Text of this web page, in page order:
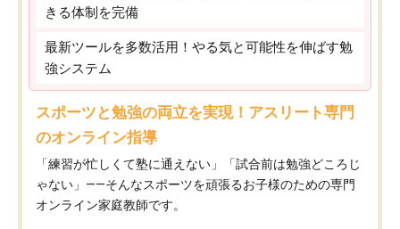
きる体制を完備
最新ツールを多数活用！やる気と可能性を伸ばす勉
強システム
スポーツと勉強の両立を実現！アスリート専門
のオンライン指導
「練習が忙しくて塾に通えない」「試合前は勉強どころじ
ゃない」——そんなスポーツを頑張るお子様のための専門
オンライン家庭教師です。